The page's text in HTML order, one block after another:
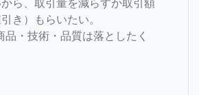
ら、取引量を減らすか取引額
き）もらいたい。
・技術・品質は落としたく